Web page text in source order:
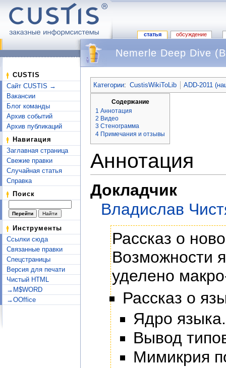
статья обсуждение
CUSTIS
Сайт CUSTIS →
Вакансии
Блог команды
Архив событий
Архив публикаций
Навигация
Заглавная страница
Свежие правки
Случайная статья
Справка
Поиск
Инструменты
Ссылки сюда
Связанные правки
Спецстраницы
Версия для печати
Чистый HTML
→M$WORD
→OOffice
Nemerle Deep Dive
Категории: CustisWikiToLib ADD-2011
Содержание
1 Аннотация
2 Видео
3 Стенограмма
4 Примечания и отзывы
Аннотация
Докладчик
Владислав
Рассказ о
Возможности
уделено
Рассказ о
Ядро языка.
Вывод
Мимикрия